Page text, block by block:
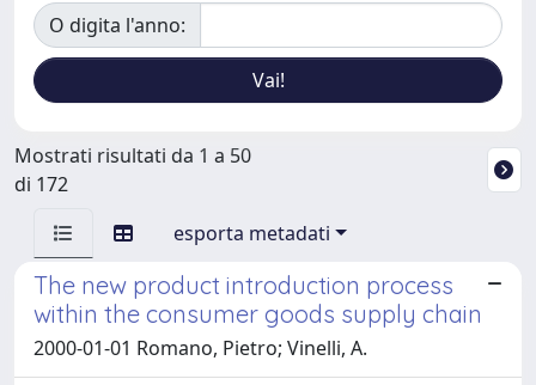
O digita l'anno:
Mostrati risultati da 1 a 50
di 172
esporta metadati
The new product introduction process
within the consumer goods supply chain
2000-01-01 Romano, Pietro; Vinelli, A.